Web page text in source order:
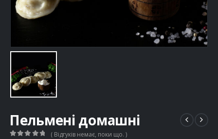
Пельмені домашні
( Відгуків немає, поки що. )